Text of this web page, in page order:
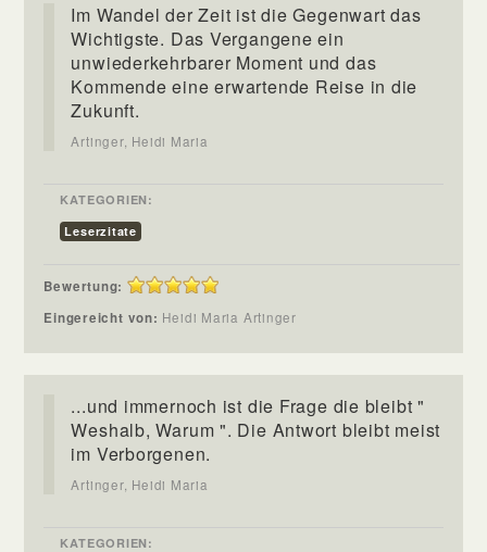
Im Wandel der Zeit ist die Gegenwart das
Wichtigste. Das Vergangene ein
unwiederkehrbarer Moment und das
Kommende eine erwartende Reise in die
Zukunft.
Artinger, Heidi Maria
KATEGORIEN:
Leserzitate
Bewertung:
Eingereicht von: Heidi Maria Artinger
...und immernoch ist die Frage die bleibt "
Weshalb, Warum ". Die Antwort bleibt meist
im Verborgenen.
Artinger, Heidi Maria
KATEGORIEN: